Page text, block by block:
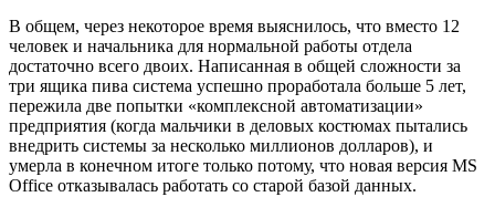
В общем, через некоторое время выяснилось, что вместо 12
человек и начальника для нормальной работы отдела
достаточно всего двоих. Написанная в общей сложности за
три ящика пива система успешно проработала больше 5 лет,
пережила две попытки «комплексной автоматизации»
предприятия (когда мальчики в деловых костюмах пытались
внедрить системы за несколько миллионов долларов), и
умерла в конечном итоге только потому, что новая версия MS
Office отказывалась работать со старой базой данных.